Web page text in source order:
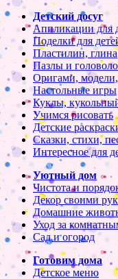
Детский досуг
Аппликации для
Поделки для
Пластилин, глина
Пазлы и
Оригами,
Настольные игры
Куклы,
Учимся рисовать
Детские
Сказки, стихи,
Интересное для
Уютный дом
Чистота и
Декор своими
Домашние
Уход за
Сад и огород
Готовим дома
Детское меню